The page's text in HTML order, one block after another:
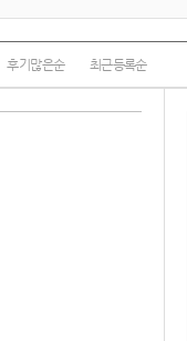
후기많은순 최근등록순